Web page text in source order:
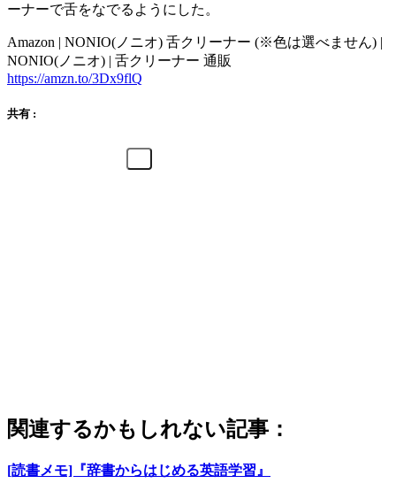
ーナーで舌をなでるようにした。
Amazon | NONIO(ノニオ) 舌クリーナー (※色は選べません) |
NONIO(ノニオ) | 舌クリーナー 通販
https://amzn.to/3Dx9flQ
共有 :
関連するかもしれない記事：
[読書メモ]『辞書からはじめる英語学習』